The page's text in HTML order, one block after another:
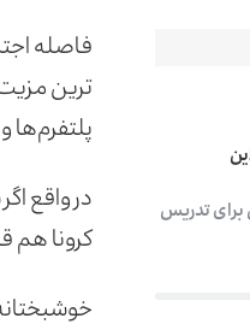
برای تدریس
فاصله
ترین
پلتفرم‌ها
در واقع
کرونا هم